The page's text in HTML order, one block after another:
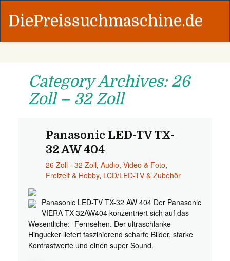
DiePreissuchmaschine.de
Category Archives: 26
Zoll – 32 Zoll
Panasonic LED-TV TX-
32 AW 404
26 Zoll - 32 Zoll, Audio, Video & Foto,
Freizeit & Hobby, LCD/LED-TV & Zubehör
Panasonic LED-TV TX-32 AW 404 Der Panasonic
VIERA TX-32AW404 konzentriert sich auf das
Wesentliche: -Fernsehen. Der ultraschlanke
Hingucker liefert faszinierend scharfe Bilder, starke
Kontrastwerte und einen super Sound.